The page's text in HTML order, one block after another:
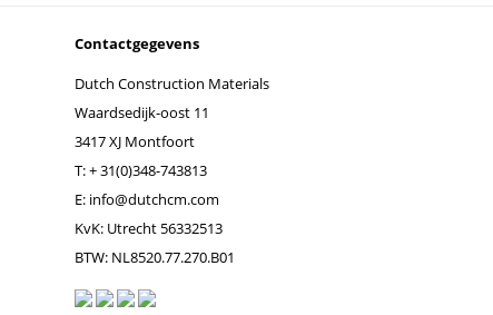
Contactgegevens
Dutch Construction Materials
Waardsedijk-oost 11
3417 XJ Montfoort
T:+ 31(0)348-743813
E: info@dutchcm.com
KvK: Utrecht 56332513
BTW: NL8520.77.270.B01